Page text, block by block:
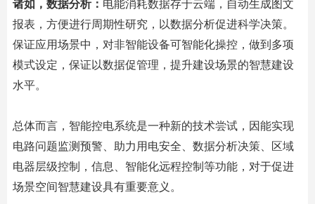
诸如，数据分析： 电能消耗数据存于云端，自动生成图文
报表，方便进行周期性研究，以数据分析促进科学决策。
保证应用场景中，对非智能设备可智能化操控，做到多项
模式设定，保证以数据促管理，提升建设场景的智慧建设
水平。
总体而言，智能控电系统是一种新的技术尝试，因能实现
电路问题监测预警、助力用电安全、数据分析决策、区域
电器层级控制，信息、智能化远程控制等功能，对于促进
场景空间智慧建设具有重要意义。